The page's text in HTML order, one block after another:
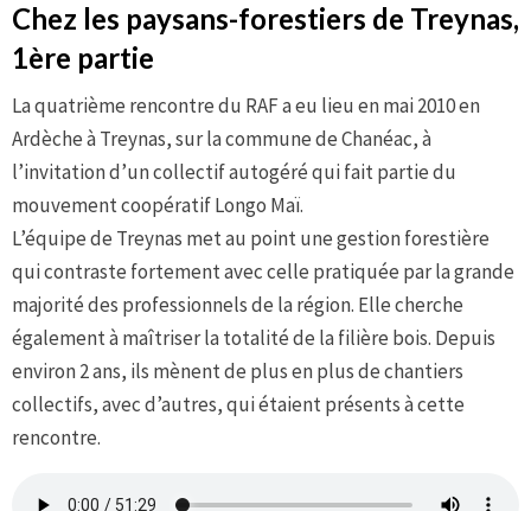
Chez les paysans-forestiers de Treynas,
1ère partie
La quatrième rencontre du RAF a eu lieu en mai 2010 en
Ardèche à Treynas, sur la commune de Chanéac, à
l’invitation d’un collectif autogéré qui fait partie du
mouvement coopératif Longo Maï.
L’équipe de Treynas met au point une gestion forestière
qui contraste fortement avec celle pratiquée par la grande
majorité des professionnels de la région. Elle cherche
également à maîtriser la totalité de la filière bois. Depuis
environ 2 ans, ils mènent de plus en plus de chantiers
collectifs, avec d’autres, qui étaient présents à cette
rencontre.